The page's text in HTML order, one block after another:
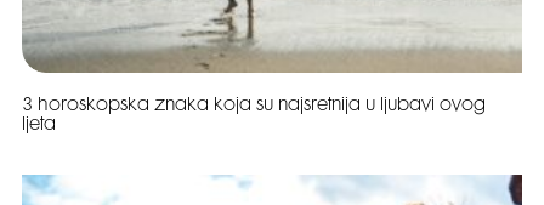
3 horoskopska znaka koja su najsretnija u ljubavi ovog
ljeta